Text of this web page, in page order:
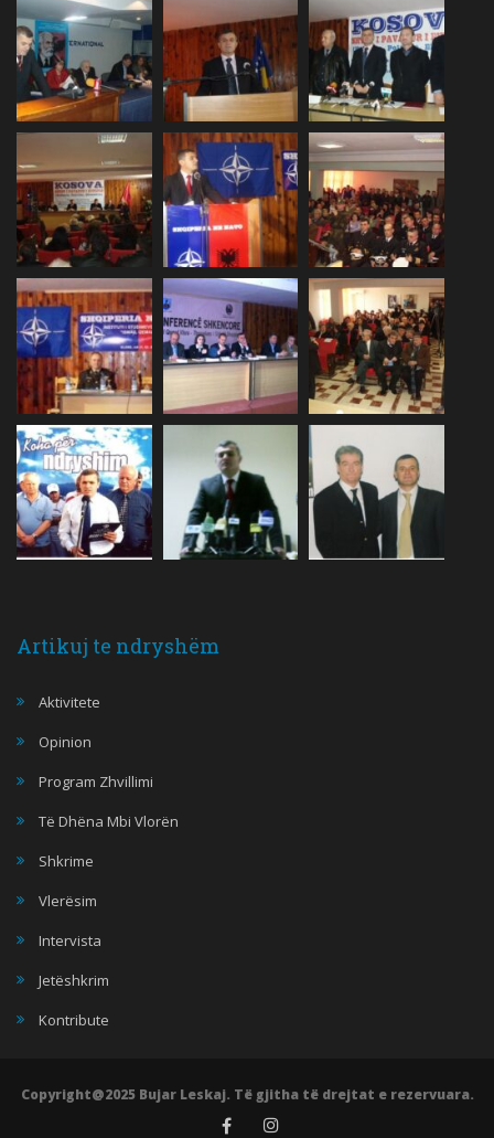
Artikuj te ndryshëm
Aktivitete
Opinion
Program Zhvillimi
Të Dhëna Mbi Vlorën
Shkrime
Vlerësim
Intervista
Jetëshkrim
Kontribute
Copyright@2025 Bujar Leskaj. Të gjitha të drejtat e rezervuara.